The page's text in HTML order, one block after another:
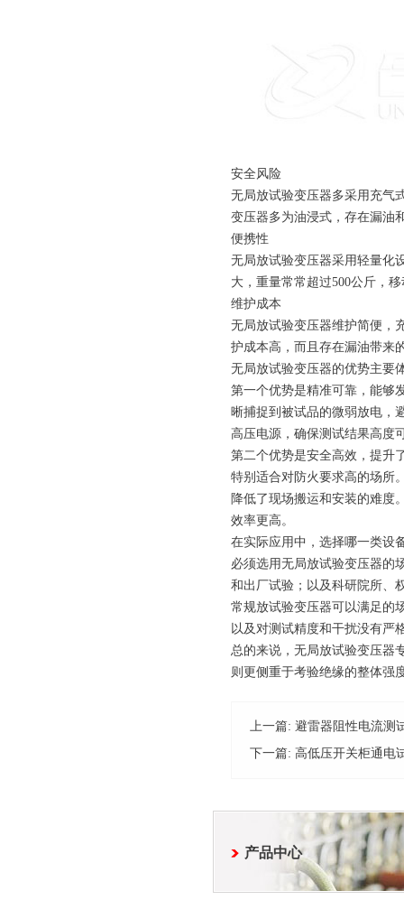
安全风险
无局放试验变压器多采用充气
变压器多为油浸式，存在漏油
便携性
无局放试验变压器采用轻量化
大，重量常常超过500公斤，
维护成本
无局放试验变压器维护简便，
护成本高，而且存在漏油带来
无局放试验变压器的优势主要
第一个优势是精准可靠，能够
晰捕捉到被试品的微弱放电，
高压电源，确保测试结果高度
第二个优势是安全高效，提升
特别适合对防火要求高的场所
降低了现场搬运和安装的难度
效率更高。
在实际应用中，选择哪一类设
必须选用无局放试验变压器的
和出厂试验；以及科研院所、
常规放试验变压器可以满足的
以及对测试精度和干扰没有严
总的来说，无局放试验变压器
则更侧重于考验绝缘的整体强
上一篇: 避雷器阻性电流测
下一篇: 高低压开关柜通电
产品中心